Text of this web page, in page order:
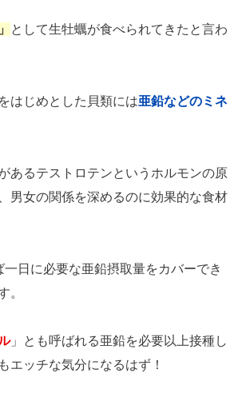
として生牡蠣が食べられてきたと言わ
はじめとした貝類には亜鉛などのミネ
あるテストロテンというホルモンの原
男女の関係を深めるのに効果的な食材
日に必要な亜鉛摂取量をカバーでき
。
」とも呼ばれる亜鉛を必要以上接種し
エッチな気分になるはず！